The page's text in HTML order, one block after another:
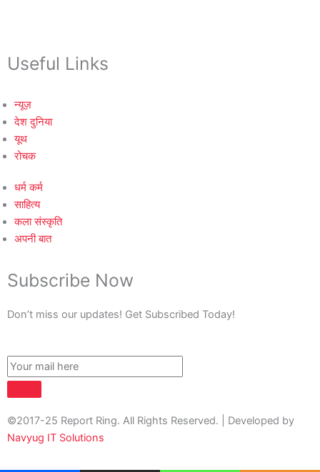
Useful Links
न्यूज़
देश दुनिया
यूथ
रोचक
धर्म कर्म
साहित्य
कला संस्कृति
अपनी बात
Subscribe Now
Don’t miss our updates! Get Subscribed Today!
©2017-25 Report Ring. All Rights Reserved. | Developed by
Navyug IT Solutions